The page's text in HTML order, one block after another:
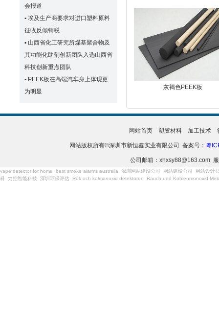
会报道
▪ 埃及生产商要求对进口塑料原料
征收反倾销税
▪ 山西省化工研究所煤基聚合物及
其功能化助剂创新团队入选山西省
科技创新重点团队
▪ PEEK板在高端汽车身上体现更
为明显
灰褐色PEEK板
网站首页 塑胶材料 加工技术
网站版权所有©深圳市新恒鑫实业有限公司 备案号： 粤
公司邮箱：xhxsy88@163.com
vape detector for home best smoke alarms australia 深圳网站建设公司 网站建设公司
网站设计
科
力控智能科技 深圳环保评估 Rök och kolmonoxid detektoren Rauch und Kohlenmonoxid